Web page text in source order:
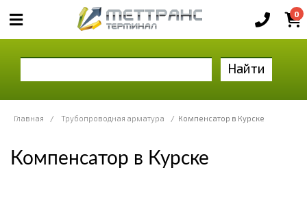
0
Найти
Главная / Трубопроводная арматура / Компенсатор в Курске
Компенсатор в Курске